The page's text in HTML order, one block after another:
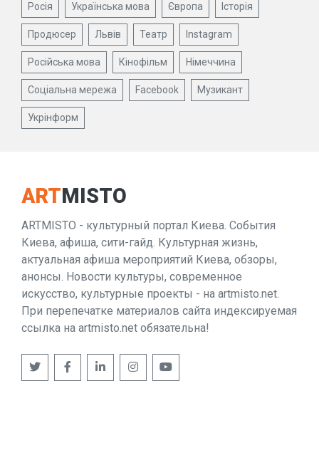
Росія Українська мова Європа Історія
Продюсер Львів Театр Instagram
Російська мова Кінофільм Німеччина
Соціальна мережа Facebook Музикант
Укрінформ
ARTMISTO
ARTMISTO - культурный портал Киева. События
Киева, афиша, сити-гайд. Культурная жизнь,
актуальная афиша мероприятий Киева, обзоры,
анонсы. Новости культуры, современное
искусство, культурные проекты - на artmisto.net.
При перепечатке материалов сайта индексируемая
ссылка на artmisto.net обязательна!